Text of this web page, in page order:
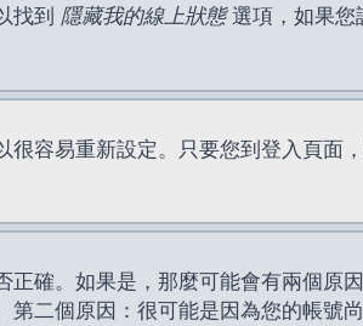
找到 隱藏我的線上狀態選項，如果您
容易重新設定。只要您到登入頁面
確。如果是，那麼可能會有兩個
第二個原因：很可能是因為您的帳